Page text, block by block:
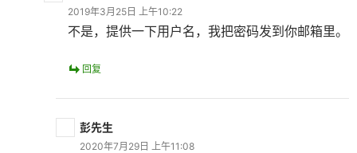
2019年3月25日 上午10:22
不是，提供一下用户名，我把密码发到你邮箱里。
回复
彭先生
2020年7月29日 上午11:08